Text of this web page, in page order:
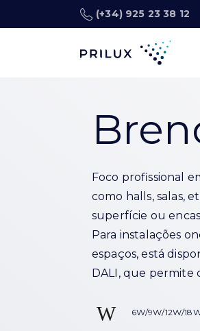
(+34) 925 23 38 12
Foco profissional
como halls, salas,
superfície ou
Para instalações
espaços, está
DALI, que permite
6W/9W/12W/